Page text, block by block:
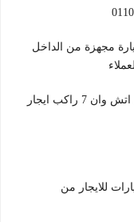
مجهزة من الداخل
لذلك ايجار ميني فان عائلي استئجار هيونداي اتش وان 7 راكب ايجار
للايجار من